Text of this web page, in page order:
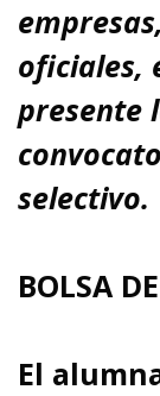
oficiales,
presente
selectivo.
BOLSA
El